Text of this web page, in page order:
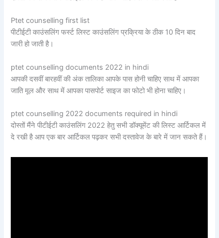
Ptet counselling first list
पीटीईटी काउंसलिंग फर्स्ट लिस्ट काउंसलिंग प्रक्रिया के ठीक 10 दिन बाद
जारी हो जाती है।
ptet counselling documents 2022 in hindi
आपकी दसवीं बारहवीं की अंक तालिका आपके पास होनी चाहिए साथ में आपका
जाति मूल और साथ में आपका पासपोर्ट साइज का फोटो भी होना चाहिए।
ptet counselling 2022 documents required in hindi
दोस्तों मैंने पीटीईटी काउंसलिंग 2022 हेतु सभी डॉक्यूमेंट की लिस्ट आर्टिकल में
दे रखी है आप एक बार आर्टिकल पढ़कर सभी दस्तावेज के बारे में जान सकते हैं।